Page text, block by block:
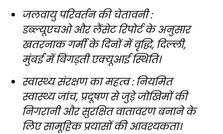
जलवायु परिवर्तन की चेतावनी :
डब्ल्यूएचओ और लैंसेट रिपोर्ट के अनुसार
खतरनाक गर्मी के दिनों में वृद्धि, दिल्ली,
मुंबई में बिगड़ती एक्यूआई स्थिति।
स्वास्थ्य संरक्षण का महत्व : नियमित
स्वास्थ्य जांच, प्रदूषण से जुड़े जोखिमों की
निगरानी और सुरक्षित वातावरण बनाने के
लिए सामूहिक प्रयासों की आवश्यकता।